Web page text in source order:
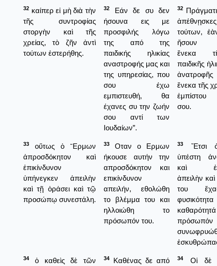
32 καίπερ εἰ μὴ διὰ τὴν
τῆς συντροφίας
στοργὴν καὶ τῆς
χρείας, τὸ ζῆν ἀντὶ
τούτων ἐστερήθης.
32
Εάν δε συ δεν
ήσουνα εις με
προσφιλής λόγω
της από της
παιδικής ηλικίας
αναστροφής μας και
της υπηρεσίας, που
σου έχω
εμπιστευθή, θα
έχανες συ την ζωήν
σου αντί των
Ιουδαίων”.
32
τούτων,
ἤσουν
ἕνεκα
παιδικῆς
ἕνεκα τῆς
ἐμπίστου
σου.
33
οὕτως ὁ ῞Ερμων
ἀπροσδόκητον καὶ
ἐπικίνδυνον
ὑπήνεγκεν ἀπειλὴν
καὶ τῇ ὁράσει καὶ τῷ
προσώπῳ συνεστάλη.
33
Οταν ο Ερμων
ήκουσε αυτήν την
απροσδόκητον και
επικίνδυνον
απειλήν, εθολώθη
το βλέμμα του και
ηλλοιώθη το
πρόσωπόν του.
33
Ἔτσι
ὑπέστη
καὶ
ἀπειλὴν
του
34
ὁ καθεὶς δὲ τῶν
34
Καθένας δε από
34
Οἱ δὲ